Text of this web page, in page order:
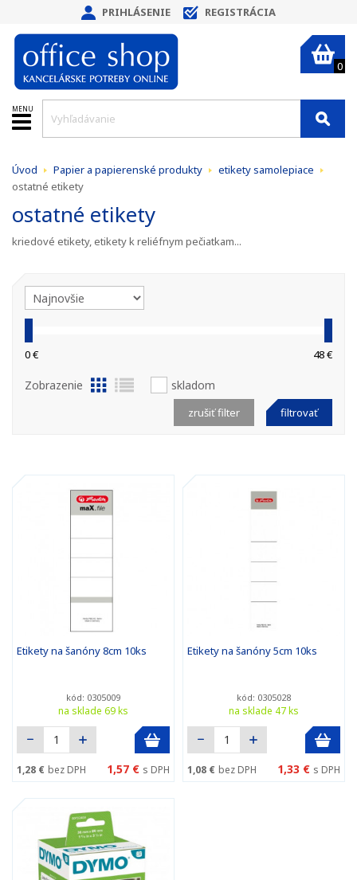
PRIHLÁSENIE REGISTRÁCIA
0
MENU
Úvod Papier a papierenské produkty
etikety samolepiace
ostatné etikety
ostatné etikety
kriedové etikety, etikety k reliéfnym pečiatkam...
0 € 48 €
Zobrazenie skladom
filtrovať
zrušiť filter
Etikety na šanóny 8cm 10ks
kód: 0305009
na sklade 69 ks
1,28 € bez DPH 1,57 € s DPH
Etikety na šanóny 5cm 10ks
kód: 0305028
na sklade 47 ks
1,08 € bez DPH 1,33 € s DPH